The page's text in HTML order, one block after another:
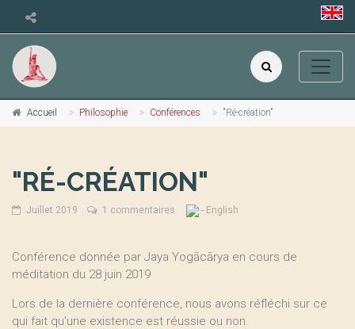
Accueil Philosophie Conférences "Ré-création"
"RÉ-CRÉATION"
Juillet 2019 1 commentaires - English
Conférence donnée par Jaya Yogācārya en cours de
méditation du 28 juin 2019
Lors de la dernière conférence, nous avons réfléchi sur ce
qui fait qu’une existence est réussie ou non.